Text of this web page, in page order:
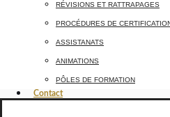
Contact
RÉVISIONS ET RATTRAPAGES
PROCÉDURES DE
ASSISTANATS
ANIMATIONS
PÔLES DE FORMATION